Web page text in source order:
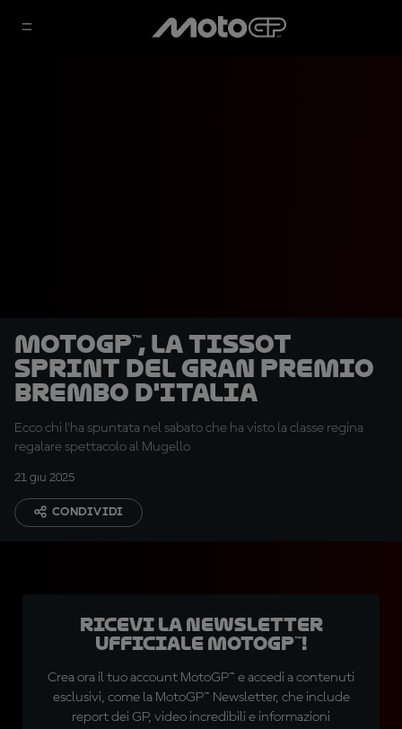
MotoGP™, la Tissot
Sprint del Gran Premio
Brembo d'Italia
Ecco chi l'ha spuntata nel sabato che ha visto la classe regina
regalare spettacolo al Mugello
21 giu 2025
CONDIVIDI
Ricevi la newsletter
ufficiale MotoGP™!
Crea ora il tuo account MotoGP™ e accedi a contenuti
esclusivi, come la MotoGP™ Newsletter, che include
report dei GP, video incredibili e informazioni